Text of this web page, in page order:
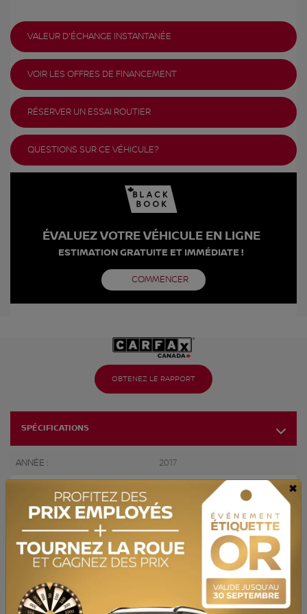
OBTENEZ LE RAPPORT
SPÉCIFICATIONS
ANNÉE : 2017
TRANSMISSION : Automatique
MOTRICITÉ : Traction intégrale
MOTEUR : 4 Cylindres
MOTEUR (L) :
CARBURANT : Essence
VALEUR D'ÉCHANGE INSTANTANÉE
VOIR LES OFFRES DE FINANCEMENT
RÉSERVER UN ESSAI ROUTIER
QUESTIONS SUR CE VÉHICULE?
ÉVALUEZ VOTRE VÉHICULE EN LIGNE
ESTIMATION GRATUITE ET IMMÉDIATE !
COMMENCER
×